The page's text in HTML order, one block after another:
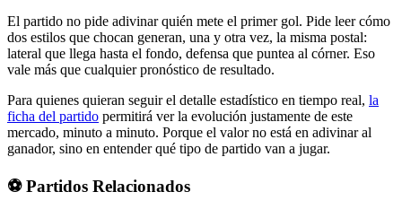
El partido no pide adivinar quién mete el primer gol. Pide leer cómo
dos estilos que chocan generan, una y otra vez, la misma postal:
lateral que llega hasta el fondo, defensa que puntea al córner. Eso
vale más que cualquier pronóstico de resultado.
Para quienes quieran seguir el detalle estadístico en tiempo real, la
ficha del partido permitirá ver la evolución justamente de este
mercado, minuto a minuto. Porque el valor no está en adivinar al
ganador, sino en entender qué tipo de partido van a jugar.
⚽ Partidos Relacionados